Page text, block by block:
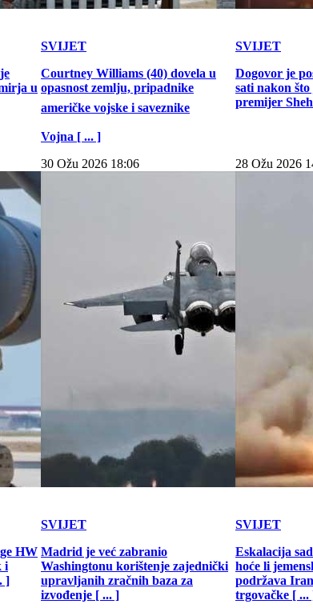
u
SVIJET
Courtney Williams (40) dovela u
opasnost zemlju, pripadnike
američke vojske i saveznike
Vojna [ ... ]
SVIJET
Dogovor je
sati nakon
premijer
HW
i
]
30 Ožu 2026 18:06
SVIJET
Madrid je već zabranio
Washingtonu korištenje zajednički
upravljanih zračnih baza za
izvođenje [ ... ]
28 Ožu 2026
SVIJET
Eskalacija
hoće li
podržava
trgovačke [ ...